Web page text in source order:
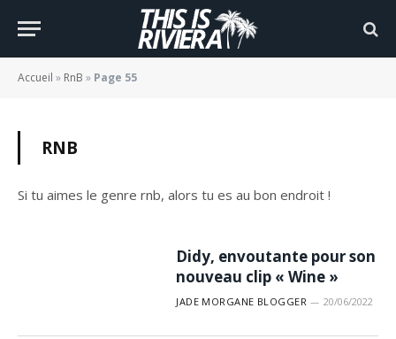
Accueil » RnB » Page 55
RNB
Si tu aimes le genre rnb, alors tu es au bon endroit !
Didy, envoutante pour son
nouveau clip « Wine »
JADE MORGANE BLOGGER 20/06/2022